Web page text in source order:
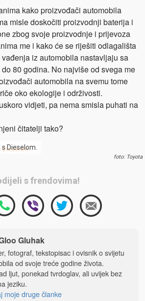
kako proizvođači automobila
misle doskočiti proizvodnji baterija i
zbog svoje proizvodnje i prijevoza
me i kako će se riješiti odlagališta
iz automobila nastavljaju sa
80 godina. No najviše od svega me
automobila na svemu tome
oko ekologije i održivosti.
vidjeti, pa nema smisla puhati na
čitatelji tako?
Dieselom.
foto: Toyota
s frendovima!
Gluhak
fotograf, tekstopisac i ovisnik o svijetu
od svoje treće godine života.
ljut, ponekad tvrdoglav, ali uvijek bez
jeziku.
moje druge članke